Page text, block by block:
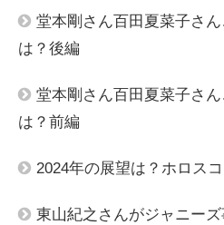
堂本剛さん百田夏菜子さ
は？後編
堂本剛さん百田夏菜子さ
は？前編
2024年の展望は？ホロス
東山紀之さんがジャニー